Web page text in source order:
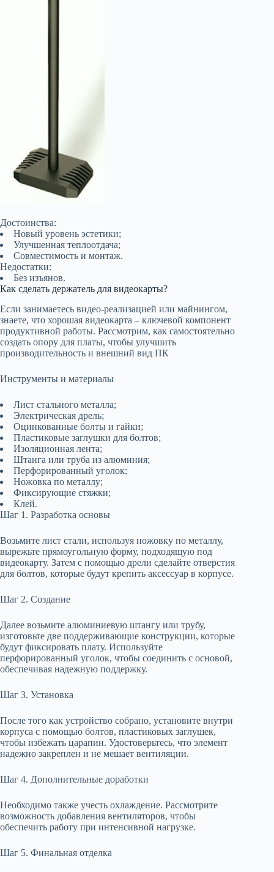
Достоинства:
Новый уровень эстетики;
Улучшенная теплоотдача;
Совместимость и монтаж.
Недостатки:
Без изъянов.
Как сделать держатель для видеокарты?
Если занимаетесь видео-реализацией или майнингом,
знаете, что хорошая видеокарта – ключевой компонент
продуктивной работы. Рассмотрим, как самостоятельно
создать опору для платы, чтобы улучшить
производительность и внешний вид ПК
Инструменты и материалы
Лист стального металла;
Электрическая дрель;
Оцинкованные болты и гайки;
Пластиковые заглушки для болтов;
Изоляционная лента;
Штанга или труба из алюминия;
Перфорированный уголок;
Ножовка по металлу;
Фиксирующие стяжки;
Клей.
Шаг 1. Разработка основы
Возьмите лист стали, используя ножовку по металлу,
вырежьте прямоугольную форму, подходящую под
видеокарту. Затем с помощью дрели сделайте отверстия
для болтов, которые будут крепить аксессуар в корпусе.
Шаг 2. Создание
Далее возьмите алюминиевую штангу или трубу,
изготовьте две поддерживающие конструкции, которые
будут фиксировать плату. Используйте
перфорированный уголок, чтобы соединить с основой,
обеспечивая надежную поддержку.
Шаг 3. Установка
После того как устройство собрано, установите внутри
корпуса с помощью болтов, пластиковых заглушек,
чтобы избежать царапин. Удостоверьтесь, что элемент
надежно закреплен и не мешает вентиляции.
Шаг 4. Дополнительные доработки
Необходимо также учесть охлаждение. Рассмотрите
возможность добавления вентиляторов, чтобы
обеспечить работу при интенсивной нагрузке.
Шаг 5. Финальная отделка